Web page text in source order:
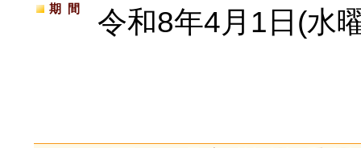
期間 令和8年4月1日(水